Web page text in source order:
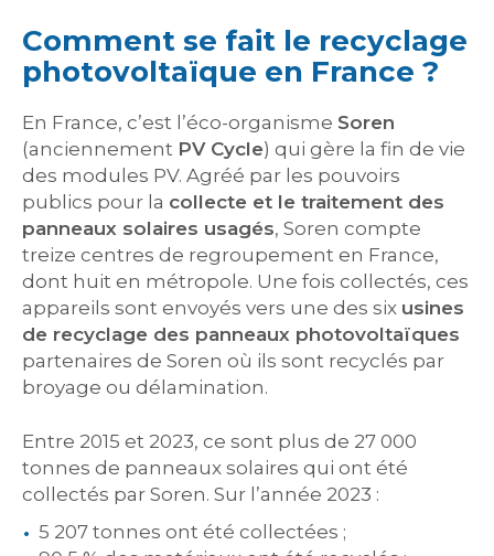
Comment se fait le recyclage
photovoltaïque en France ?
En France, c’est l’éco-organisme Soren
(anciennement PV Cycle) qui gère la fin de vie
des modules PV. Agréé par les pouvoirs
publics pour la collecte et le traitement des
panneaux solaires usagés, Soren compte
treize centres de regroupement en France,
dont huit en métropole. Une fois collectés, ces
appareils sont envoyés vers une des six usines
de recyclage des panneaux photovoltaïques
partenaires de Soren où ils sont recyclés par
broyage ou délamination.
Entre 2015 et 2023, ce sont plus de 27 000
tonnes de panneaux solaires qui ont été
collectés par Soren. Sur l’année 2023 :
5 207 tonnes ont été collectées ;